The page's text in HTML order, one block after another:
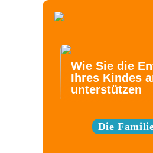
Wie Sie die
Ihres Kindes
unterstützen
Die